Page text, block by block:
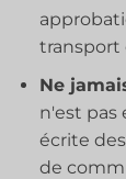
transport
Ne
n'est pas
écrite
de